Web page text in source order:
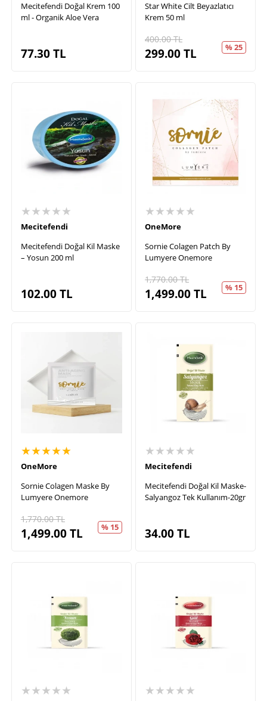
Mecitefendi Doğal Krem 100
ml - Organik Aloe Vera
77.30TL
Star White Cilt Beyazlatıcı
Krem 50 ml
400.00TL
299.00TL % 25
★★★★★
Mecitefendi
Mecitefendi Doğal Kil Maske
– Yosun 200 ml
102.00TL
★★★★★
OneMore
Sornie Colagen Patch By
Lumyere Onemore
1,770.00TL
1,499.00TL % 15
★★★★★
OneMore
Sornie Colagen Maske By
Lumyere Onemore
1,770.00TL
1,499.00TL % 15
★★★★★
Mecitefendi
Mecitefendi Doğal Kil Maske-
Salyangoz Tek Kullanım-20gr
34.00TL
★★★★★ ★★★★★